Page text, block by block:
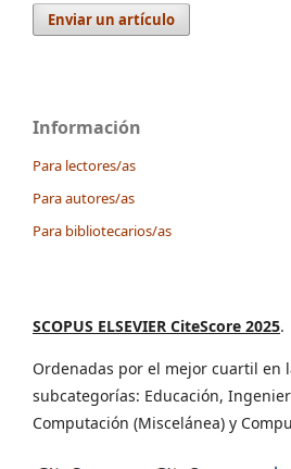
Enviar un artículo
Información
Para lectores/as
Para autores/as
Para bibliotecarios/as
SCOPUS ELSEVIER CiteScore 2025.
Ordenadas por el mejor cuartil en
subcategorías: Educación,
Computación (Miscelánea) y